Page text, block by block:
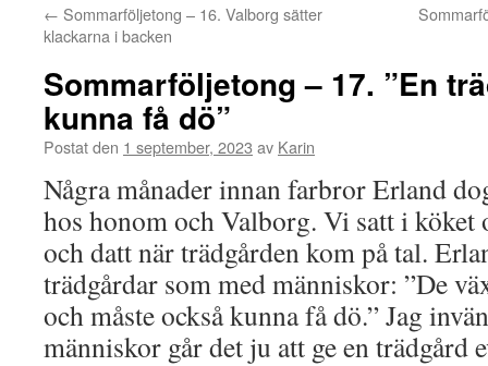
← Sommarföljetong – 16. Valborg sätter
klackarna i backen
Sommarföljetong – 17. ”En
kunna få dö”
Postat den 1 september, 2023 av Karin
Några månader innan farbror Erland
hos honom och Valborg. Vi satt i köket
och datt när trädgården kom på tal.
trädgårdar som med människor: ”De
och måste också kunna få dö.” Jag
människor går det ju att ge en trädgård